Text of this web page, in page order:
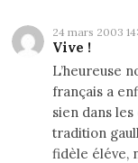
24 mars 2003
Vive !
L’heureuse
français a
sien dans
tradition
fidèle éléve,